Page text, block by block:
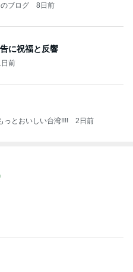
ブログ 8日前
に祝福と反響
日前
っとおいしい台湾!!!! 2日前